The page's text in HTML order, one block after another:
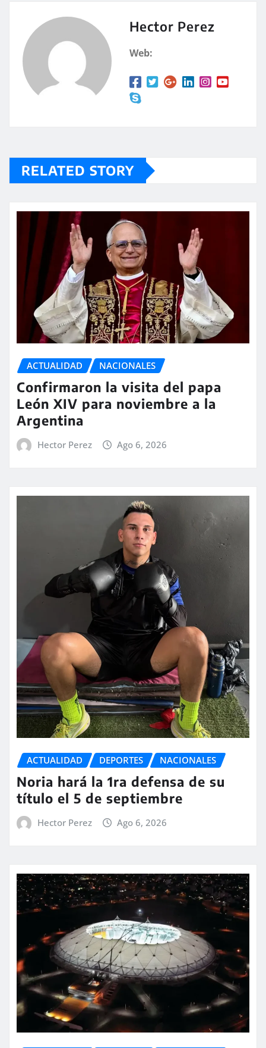
A
p
rt
Hector Perez
Web:
RELATED STORY
ACTUALIDAD NACIONALES
Confirmaron la visita del papa
León XIV para noviembre a la
Argentina
Hector Perez Ago 6, 2026
ACTUALIDAD DEPORTES NACIONALES
Noria hará la 1ra defensa de su
título el 5 de septiembre
Hector Perez Ago 6, 2026